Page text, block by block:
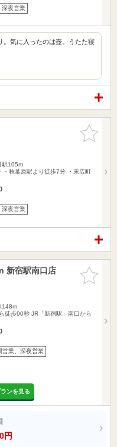
深夜営業
。気に入ったのは壺。うたた寝
お気に入
りに追加
駅105m
・秋葉原駅より徒歩7分 ・末広町
深夜営業
お気に入
りに追加
新宿駅南口店
148m
徒歩90秒 JR「新宿駅」南口から
営業、深夜営業
ンを見る
円